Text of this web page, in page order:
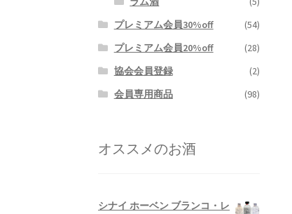
プレミアム会員30%off
(54)
プレミアム会員20%off
(28)
協会会員登録
(2)
会員専用商品
(98)
オススメのお酒
シナイ ホーベン ブランコ・レ